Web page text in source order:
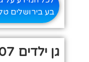
בע בירושלים